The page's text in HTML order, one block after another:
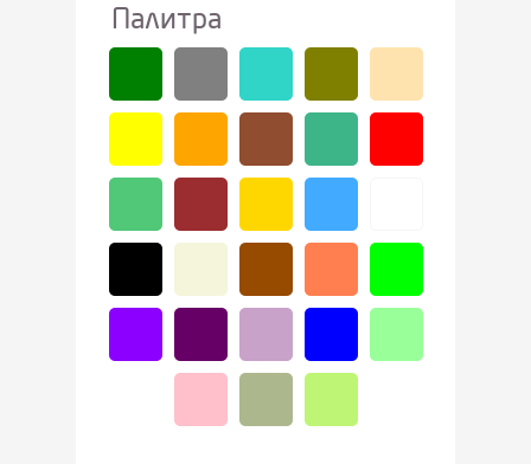
Палитра